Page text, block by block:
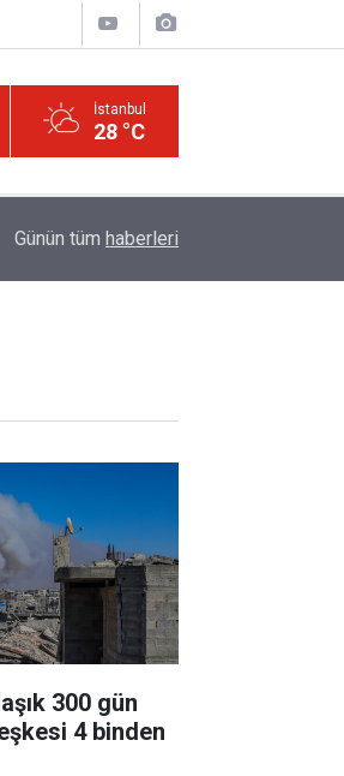
İstanbul
28 °C
Günün tüm haberleri
300 gün
4 binden